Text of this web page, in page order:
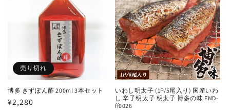
売り切れ
博多 きずぽん酢 200ml 3本セット
通
¥2,280
いわし明太子 (1P/5尾入り) 国産いわ
し 辛子明太子 明太子 博多の味 FND-
ff0026